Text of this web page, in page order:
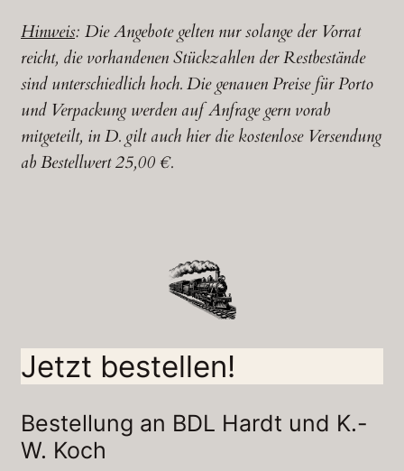
Hinweis: Die Angebote gelten nur solange der Vorrat
reicht, die vorhandenen Stückzahlen der Restbestände
sind unterschiedlich hoch. Die genauen Preise für Porto
und Verpackung werden auf Anfrage gern vorab
mitgeteilt, in D. gilt auch hier die kostenlose Versendung
ab Bestellwert 25,00 €.
Jetzt bestellen!
Bestellung an BDL Hardt und K.-
W. Koch